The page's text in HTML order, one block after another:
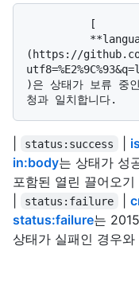
(https://
)은 상태가 보류 중
status:success
in:body는 상태가 성
포함된 열린 끌어오
status:failure
status:failure는
상태가 실패인 경우와